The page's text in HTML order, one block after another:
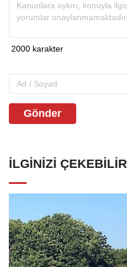
Gönder
İLGINIZI ÇEKEBILIR